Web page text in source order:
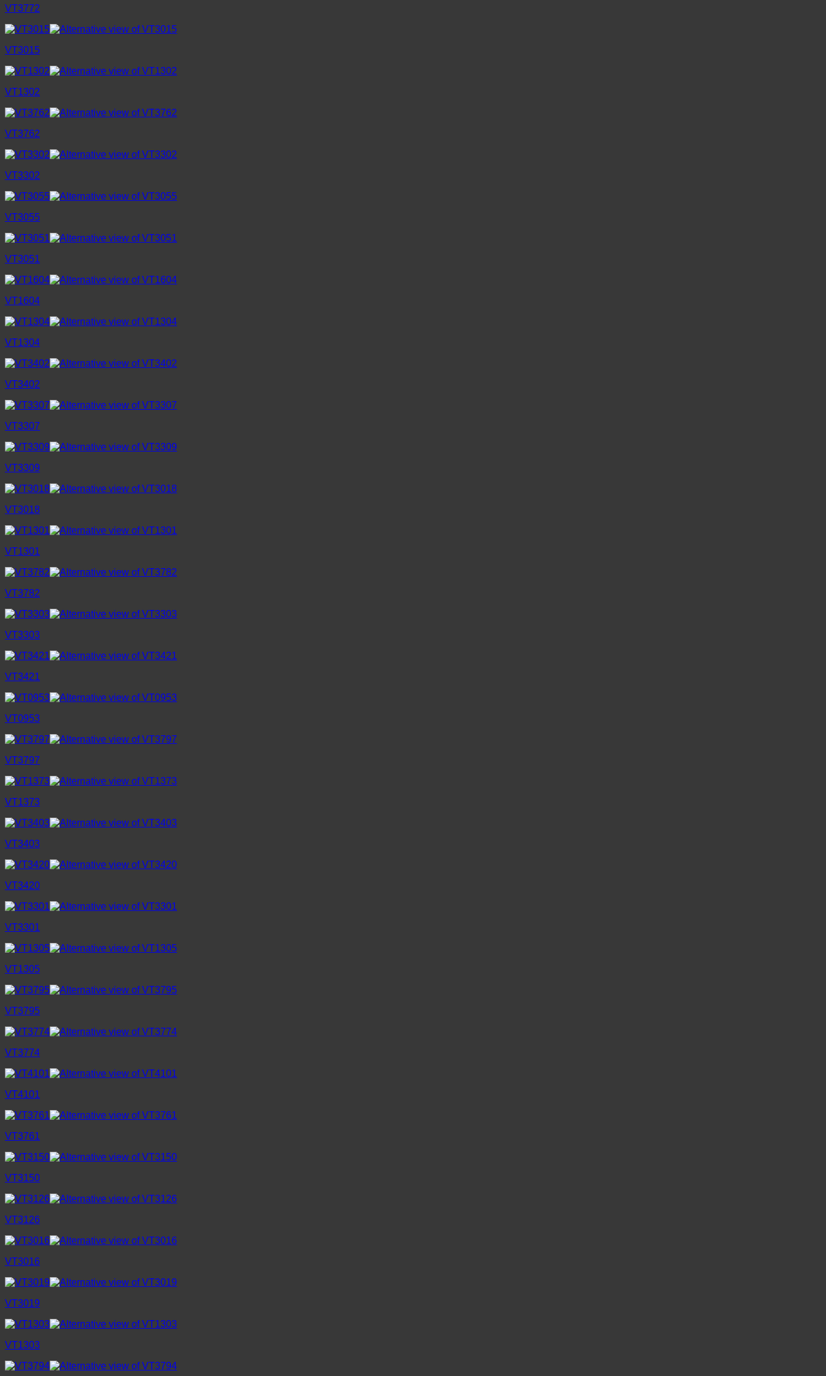
VT3772
VT3015
VT1302
VT3762
VT3302
VT3055
VT3051
VT1604
VT1304
VT3402
VT3307
VT3309
VT3018
VT1301
VT3782
VT3303
VT3421
VT0953
VT3797
VT1373
VT3403
VT3420
VT3301
VT1305
VT3795
VT3774
VT4101
VT3761
VT3150
VT3126
VT3016
VT3019
VT1303